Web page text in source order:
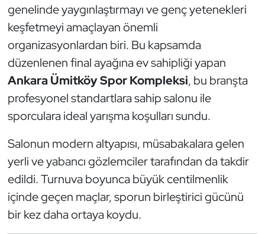
genelinde yaygınlaştırmayı ve genç yetenekleri
keşfetmeyi amaçlayan önemli
organizasyonlardan biri. Bu kapsamda
düzenlenen final ayağına ev sahipliği yapan
Ankara Ümitköy Spor Kompleksi, bu branşta
profesyonel standartlara sahip salonu ile
sporculara ideal yarışma koşulları sundu.
Salonun modern altyapısı, müsabakalara gelen
yerli ve yabancı gözlemciler tarafından da takdir
edildi. Turnuva boyunca büyük centilmenlik
içinde geçen maçlar, sporun birleştirici gücünü
bir kez daha ortaya koydu.
Karate
Kayak
Kempo
Kick Boks
Masa Tenisi
Modern Pentatlon
Motor Sporları